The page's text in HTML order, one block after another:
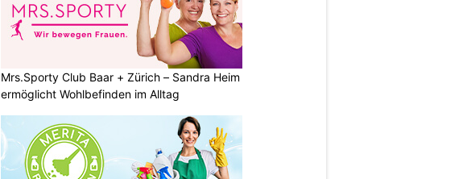
Mrs.Sporty Club Baar + Zürich – Sandra Heim
ermöglicht Wohlbefinden im Alltag